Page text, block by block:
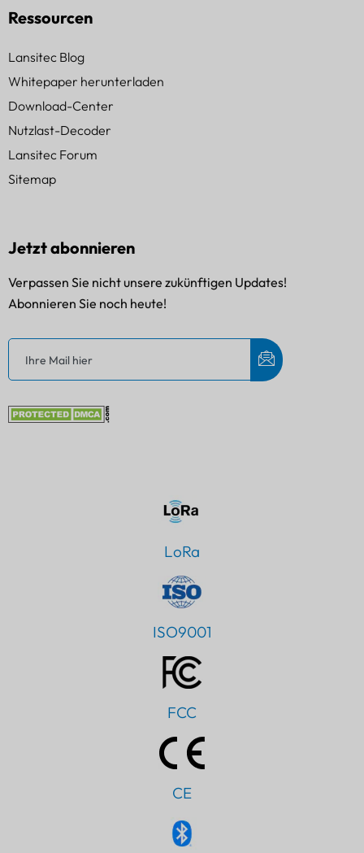
Ressourcen
Lansitec Blog
Whitepaper herunterladen
Download-Center
Nutzlast-Decoder
Lansitec Forum
Sitemap
Jetzt abonnieren
Verpassen Sie nicht unsere zukünftigen Updates!
Abonnieren Sie noch heute!
LoRa
ISO9001
FCC
CE